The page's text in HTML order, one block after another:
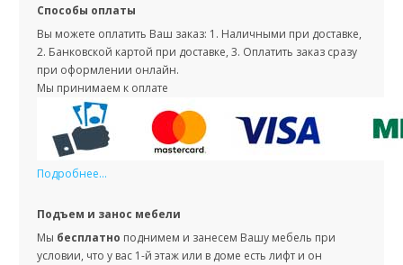
Способы оплаты
Вы можете оплатить Ваш заказ: 1. Наличными при доставке,
2. Банковской картой при доставке, 3. Оплатить заказ сразу
при оформлении онлайн.
Мы принимаем к оплате
Подробнее...
Подъем и занос мебели
Мы бесплатно поднимем и занесем Вашу мебель при
условии, что у вас 1-й этаж или в доме есть лифт и он